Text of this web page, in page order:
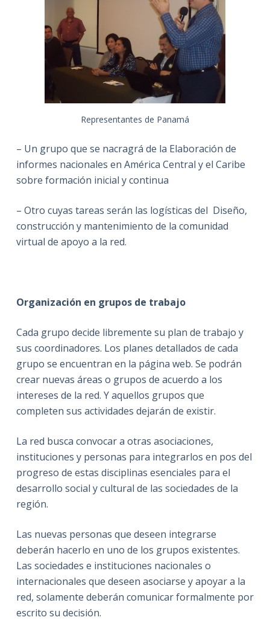
Representantes de Panamá
– Un grupo que se nacragrá de la Elaboración de
informes nacionales en América Central y el Caribe
sobre formación inicial y continua
– Otro cuyas tareas serán las logísticas del Diseño,
construcción y mantenimiento de la comunidad
virtual de apoyo a la red.
Organización en grupos de trabajo
Cada grupo decide libremente su plan de trabajo y
sus coordinadores. Los planes detallados de cada
grupo se encuentran en la página web. Se podrán
crear nuevas áreas o grupos de acuerdo a los
intereses de la red. Y aquellos grupos que
completen sus actividades dejarán de existir.
La red busca convocar a otras asociaciones,
instituciones y personas para integrarlos en pos del
progreso de estas disciplinas esenciales para el
desarrollo social y cultural de las sociedades de la
región.
Las nuevas personas que deseen integrarse
deberán hacerlo en uno de los grupos existentes.
Las sociedades e instituciones nacionales o
internacionales que deseen asociarse y apoyar a la
red, solamente deberán comunicar formalmente por
escrito su decisión.